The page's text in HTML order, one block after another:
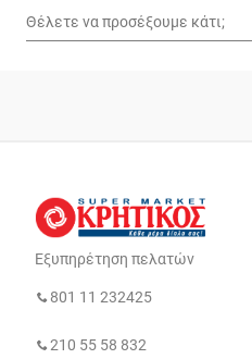
Εξυπηρέτηση πελατών
801 11 232425
210 55 58 832